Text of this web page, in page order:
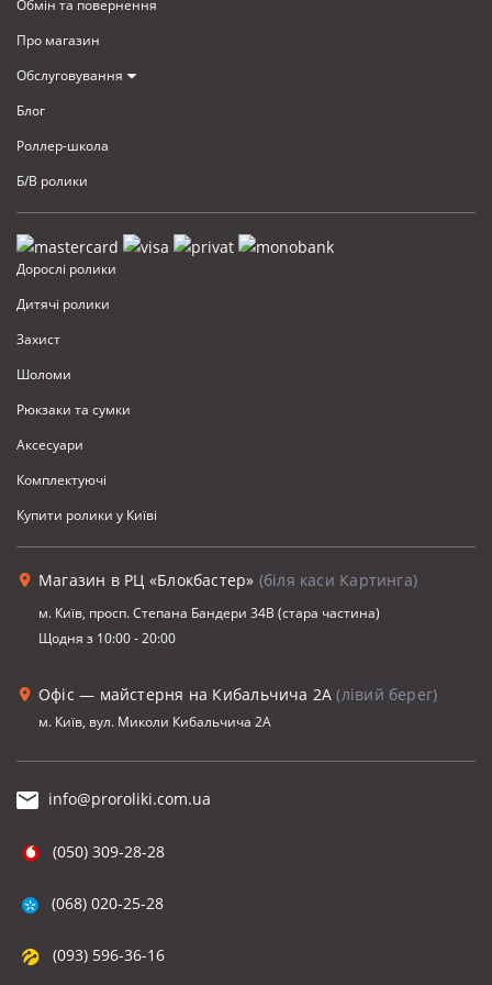
Обмiн та повернення
Про магазин
Обслуговування
Блог
Роллер-школа
Б/В ролики
Дорослі ролики
Дитячі ролики
Захист
Шоломи
Рюкзаки та сумки
Аксесуари
Комплектуючi
Купити ролики у Київі
Магазин в РЦ «Блокбастер» (біля каси Картинга)
м. Київ, просп. Степана Бандери 34В (стара частина)
Щодня з 10:00 - 20:00
Офіс — майстерня на Кибальчича 2А(лівий берег)
м. Київ, вул. Миколи Кибальчича 2А
info@proroliki.com.ua
(050) 309-28-28
(068) 020-25-28
(093) 596-36-16